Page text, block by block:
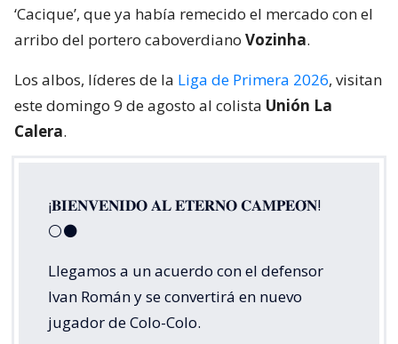
‘Cacique’, que ya había remecido el mercado con el
arribo del portero caboverdiano Vozinha.
Los albos, líderes de la Liga de Primera 2026, visitan
este domingo 9 de agosto al colista Unión La
Calera.
¡𝐁𝐈𝐄𝐍𝐕𝐄𝐍𝐈𝐃𝐎 𝐀𝐋 𝐄𝐓𝐄𝐑𝐍𝐎 𝐂𝐀𝐌𝐏𝐄𝐎́𝐍!
⚪⚫
Llegamos a un acuerdo con el defensor
Ivan Román y se convertirá en nuevo
jugador de Colo-Colo.